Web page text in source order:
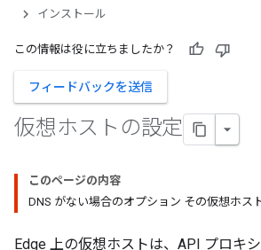
インストール
この情報は役に立ちましたか？
フィードバックを送信
仮想ホストの設定
このページの内容
DNS がない場合のオプション その仮想ホス
Edge 上の仮想ホストは、API プロキ